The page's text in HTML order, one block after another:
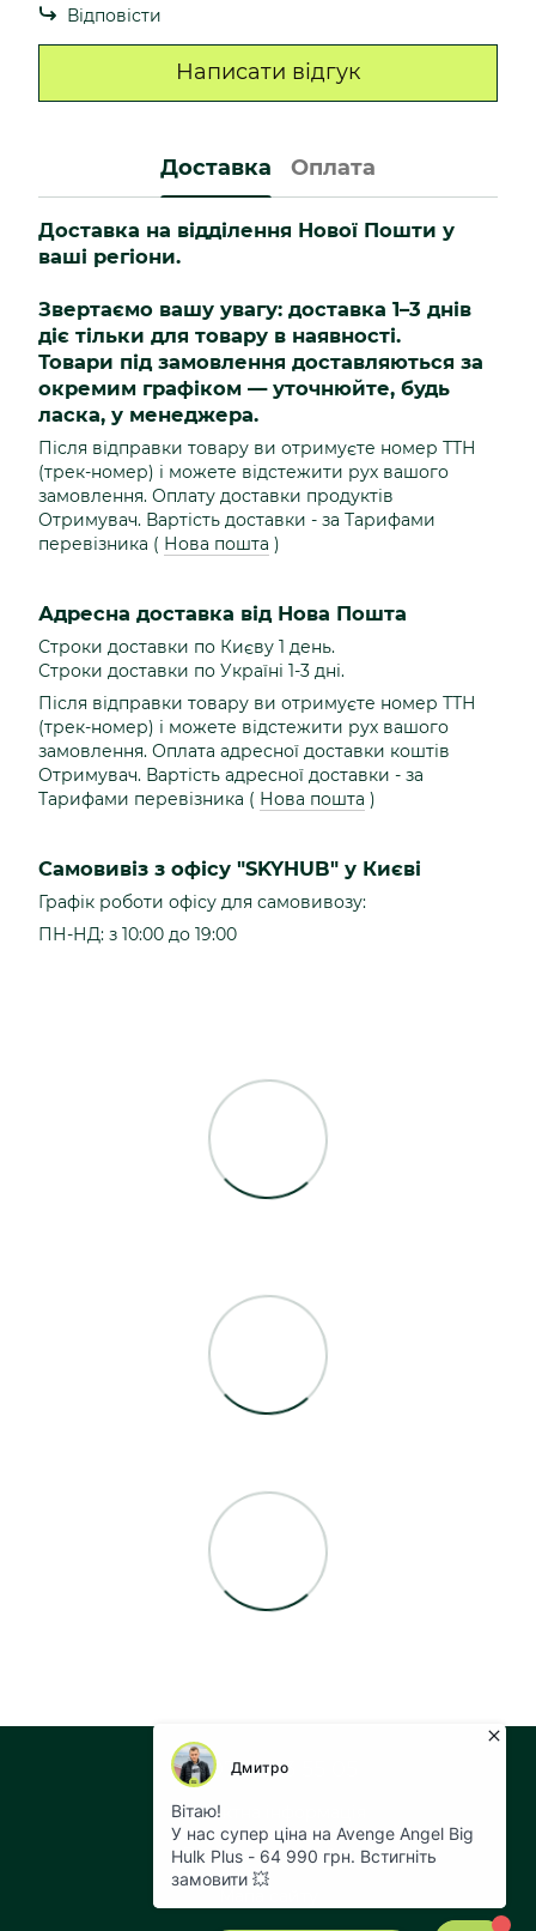
Відповісти
Написати відгук
Доставка Оплата
Доставка на відділення Нової Пошти у
ваші регіони.
Звертаємо вашу увагу: доставка 1–3 днів
діє тільки для товару в наявності.
Товари під замовлення доставляються за
окремим графіком — уточнюйте, будь
ласка, у менеджера.
Після відправки товару ви отримуєте номер ТТН
(трек-номер) і можете відстежити рух вашого
замовлення. Оплату доставки продуктів
Отримувач. Вартість доставки - за Тарифами
перевізника ( Нова пошта )
Адресна доставка від Нова Пошта
Строки доставки по Києву 1 день.
Строки доставки по Україні 1-3 дні.
Після відправки товару ви отримуєте номер ТТН
(трек-номер) і можете відстежити рух вашого
замовлення. Оплата адресної доставки коштів
Отримувач. Вартість адресної доставки - за
Тарифами перевізника ( Нова пошта )
Самовивіз з офісу "SKYHUB" у Києві
Графік роботи офісу для самовивозу:
ПН-НД: з 10:00 до 19:00
+38 073 043 55 05
Контактна інформація
Повна версія сайту